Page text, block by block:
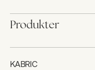
Produkter
KABRIC